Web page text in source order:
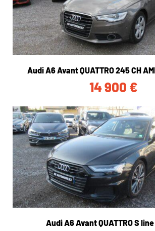
Audi A6 Avant QUATTRO 245 CH
14 900 €
Audi A6 Avant QUATTRO S